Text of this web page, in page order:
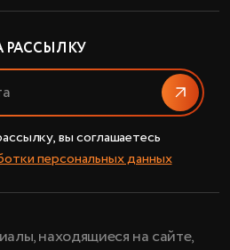
вы соглашаетесь
персональных данных
находящиеся на сайте,